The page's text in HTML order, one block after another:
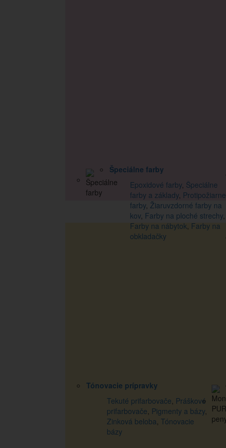
Špeciálne farby
Epoxidové farby, Špeciálne
farby a základy, Protipožiarne
farby, Žiaruvzdorné farby na
kov, Farby na ploché strechy,
Farby na nábytok, Farby na
obkladačky
Tónovacie prípravky
Tekuté prifarbovače, Práškové
prifarbovače, Pigmenty a bázy,
Zinková beloba, Tónovacie
bázy